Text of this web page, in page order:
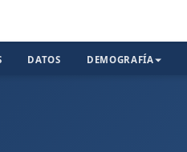
DATOS DEMOGRAFÍA